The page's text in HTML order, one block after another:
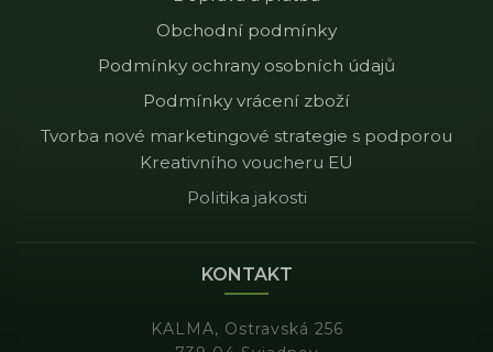
Obchodní podmínky
Podmínky ochrany osobních údajů
Podmínky vrácení zboží
Tvorba nové marketingové strategie s podporou
Kreativního voucheru EU
Politika jakosti
KONTAKT
KALMA, Ostravská 256